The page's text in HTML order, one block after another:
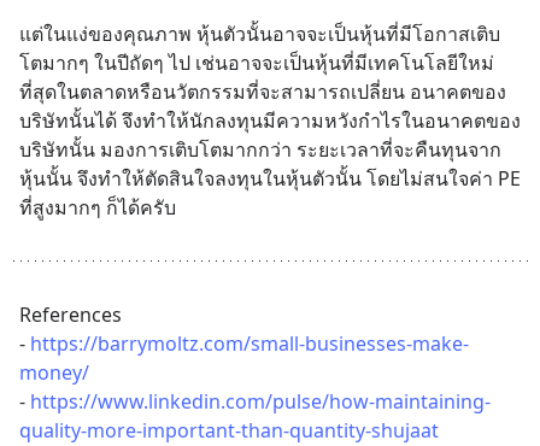
เศรษฐกิจ #SCBEIC #อสังหา
#บ้านล้นตลาด #เศรษฐกิจไทย
#EICAround #SCBThailand
สามารถดูคลิปท
แต่ในแง่ของคุณภาพ หุ้นตัวนั้นอาจจะเป็นหุ้นที่มีโอกาสเติบ
โตมากๆ ในปีถัดๆ ไป เช่นอาจจะเป็นหุ้นที่มีเทคโนโลยีใหม่
ที่สุดในตลาดหรือนวัตกรรมที่จะสามารถเปลี่ยน อนาคตของ
บริษัทนั้นได้ จึงทำให้นักลงทุนมีความหวังกำไรในอนาคตของ
บริษัทนั้น มองการเติบโตมากกว่า ระยะเวลาที่จะคืนทุนจาก
หุ้นนั้น จึงทำให้ตัดสินใจลงทุนในหุ้นตัวนั้น โดยไม่สนใจค่า PE
ที่สูงมากๆ ก็ได้ครับ
References
- https://barrymoltz.com/small-businesses-make-
money/
- https://www.linkedin.com/pulse/how-maintaining-
quality-more-important-than-quantity-shujaat